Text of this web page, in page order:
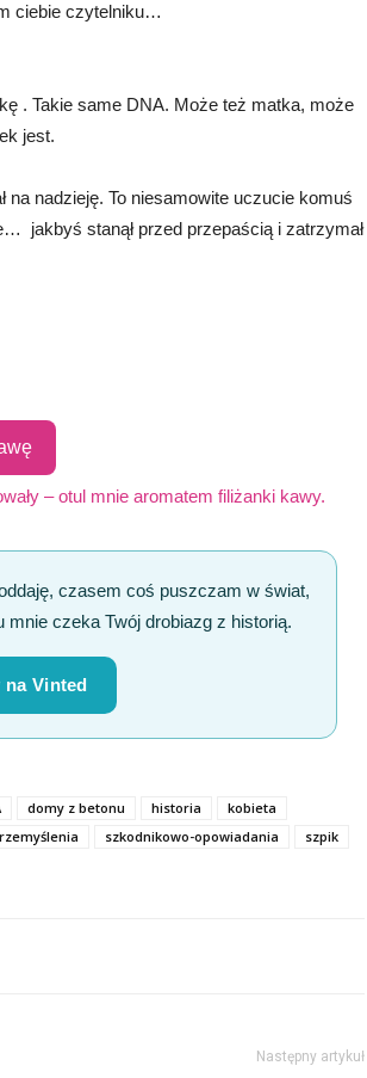
ciebie czytelniku…
. Takie same DNA. Może też matka, może
jest.
nadzieję. To niesamowite uczucie komuś
jakbyś stanął przed przepaścią i zatrzymał
– otul mnie aromatem filiżanki kawy.
czasem coś puszczam w świat,
mnie czeka Twój drobiazg z historią.
Vinted
domy z betonu historia
kobieta
szkodnikowo-opowiadania
szpik
Następny artykuł